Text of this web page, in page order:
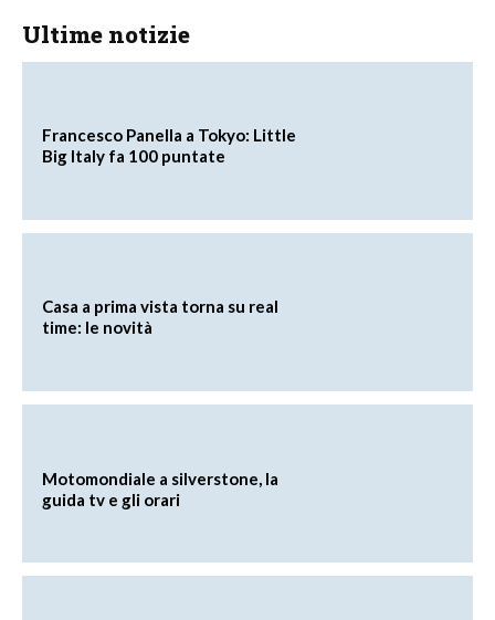
Ultime notizie
Francesco Panella a Tokyo: Little
Big Italy fa 100 puntate
Casa a prima vista torna su real
time: le novità
Motomondiale a silverstone, la
guida tv e gli orari